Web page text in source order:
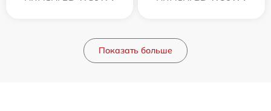
Показать больше